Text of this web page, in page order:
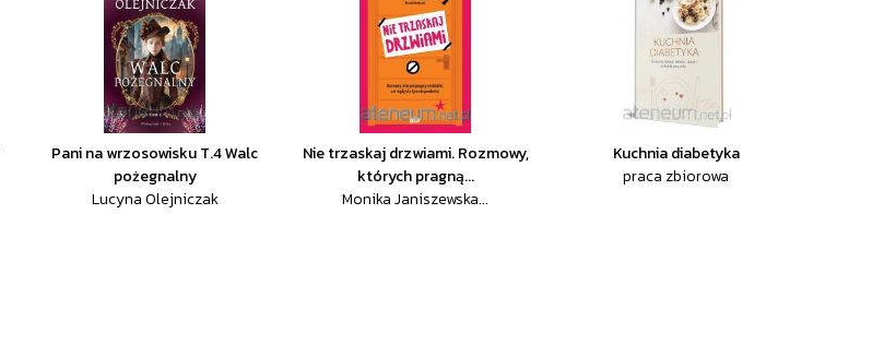
Pani na wrzosowisku T.4 Walc
pożegnalny
Lucyna Olejniczak
Nie trzaskaj drzwiami. Rozmowy,
których pragną...
Monika Janiszewska...
Kuchnia diabetyka
praca zbiorowa